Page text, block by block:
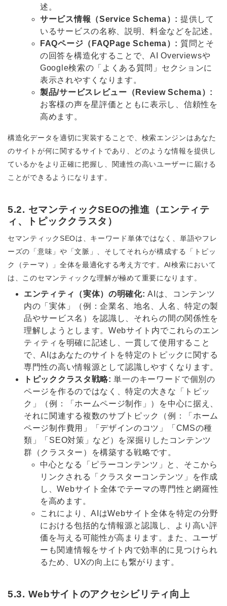
述。
サービス情報（Service Schema）: 提供して
いるサービスの名称、説明、料金などを記述。
FAQページ（FAQPage Schema）: 質問とそ
の回答を構造化することで、AI Overviewsや
Google検索の「よくある質問」セクションに
表示されやすくなります。
製品/サービスレビュー（Review Schema）:
お客様の声を星評価とともに表示し、信頼性を
高めます。
構造化データを適切に実装することで、検索エンジンはあなた
のサイトが何に関するサイトであり、どのような情報を提供し
ているかをより正確に把握し、関連性の高いユーザーに届ける
ことができるようになります。
5.2. セマンティックSEOの推進（エンティテ
ィ、トピッククラスタ）
セマンティックSEOは、キーワード単体ではなく、単語やフレ
ーズの「意味」や「文脈」、そしてそれらが構成する「トピッ
ク（テーマ）」全体を最適化する考え方です。AI検索において
は、このセマンティックな理解が極めて重要になります。
エンティティ（実体）の明確化: AIは、コンテンツ
内の「実体」（例：企業名、地名、人名、特定の製
品やサービス名）を認識し、それらの間の関係性を
理解しようとします。Webサイト内でこれらのエン
ティティを明確に記述し、一貫して使用すること
で、AIはあなたのサイトを特定のトピックに関する
専門性の高い情報源として認識しやすくなります。
トピッククラスタ戦略: 単一のキーワードで個別の
ページを作るのではなく、特定の大きな「トピッ
ク」（例：「ホームページ制作」）を中心に据え、
それに関連する複数のサブトピック（例：「ホーム
ページ制作費用」「デザインのコツ」「CMSの種
類」「SEO対策」など）を深掘りしたコンテンツ
群（クラスター）を構築する戦略です。
中心となる「ピラーコンテンツ」と、そこから
リンクされる「クラスターコンテンツ」を作成
し、Webサイト全体でテーマの専門性と網羅性
を高めます。
これにより、AIはWebサイト全体を特定の分野
における包括的な情報源と認識し、より高い評
価を与える可能性が高まります。また、ユーザ
ーも関連情報をサイト内で効率的に見つけられ
るため、UXの向上にも繋がります。
5.3. Webサイトのアクセシビリティ向上